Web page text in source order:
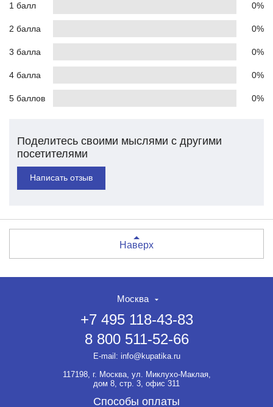
1 балл 0%
2 балла 0%
3 балла 0%
4 балла 0%
5 баллов 0%
Поделитесь своими мыслями с другими
посетителями
Написать отзыв
Наверх
Москва
+7 495 118-43-83
8 800 511-52-66
E-mail: info@kupatika.ru
117198, г. Москва, ул. Миклухо-Маклая,
дом 8, стр. 3, офис 311
Способы оплаты